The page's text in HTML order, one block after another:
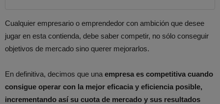
Cualquier empresario o emprendedor con ambición que desee
jugar en esta contienda, debe saber competir, no sólo conseguir
objetivos de mercado sino querer mejorarlos.
En definitiva, decimos que una empresa es competitiva cuando
consigue operar con la mejor eficacia y eficiencia posible,
incrementando así su cuota de mercado y sus resultados